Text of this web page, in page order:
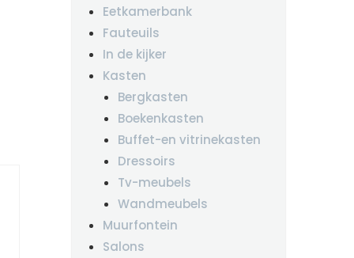
Eetkamerbank
Fauteuils
In de kijker
Kasten
Bergkasten
Boekenkasten
Buffet-en vitrinekasten
Dressoirs
Tv-meubels
Wandmeubels
Muurfontein
Salons